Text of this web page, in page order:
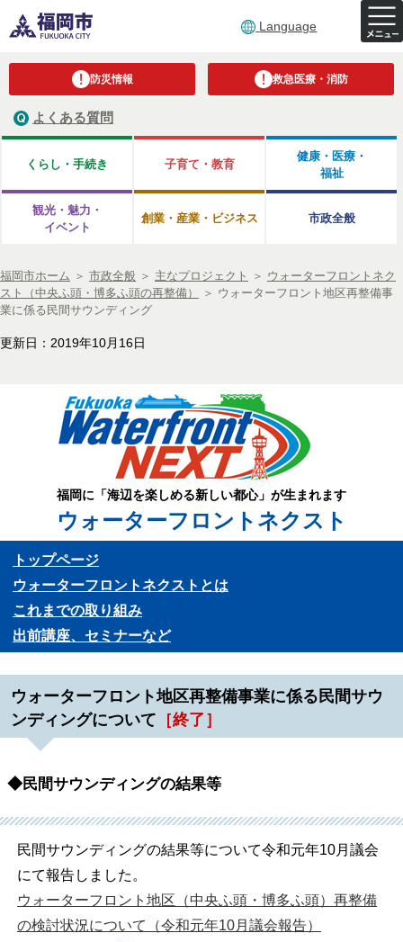
Language
防災情報 救急医療・消防
よくある質問
くらし・手続き 子育て・教育
健康・医療・
福祉
観光・魅力・
イベント
創業・産業・ビジネス 市政全般
福岡市ホーム ＞ 市政全般 ＞ 主なプロジェクト ＞ ウォーターフロントネク
スト（中央ふ頭・博多ふ頭の再整備）
＞ ウォーターフロント地区再整備事
業に係る民間サウンディング
更新日：2019年10月16日
福岡に「海辺を楽しめる新しい都心」が生まれます
ウォーターフロントネクスト
トップページ
ウォーターフロントネクストとは
これまでの取り組み
出前講座、セミナーなど
ウォーターフロント地区再整備事業に係る民間サウ
ンディングについて ［終了］
◆民間サウンディングの結果等
民間サウンディングの結果等について令和元年10月議会
にて報告しました。
ウォーターフロント地区（中央ふ頭・博多ふ頭）再整備
の検討状況について（令和元年10月議会報告）